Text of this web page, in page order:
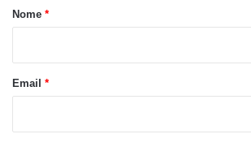
oNome *
Email *